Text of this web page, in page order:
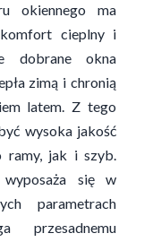
okiennego ma
cieplny i
dobrane okna
zimą i chronią
latem. Z tego
wysoka jakość
ramy, jak i szyb.
wyposaża się w
parametrach
przesadnemu